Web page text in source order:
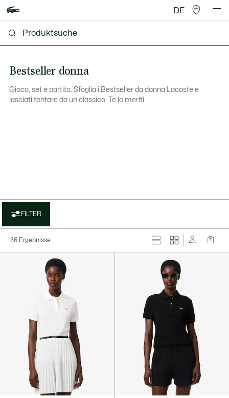
DE
Bestseller donna
Gioco, set e partita. Sfoglia i Bestseller da donna Lacoste e
lasciati tentare da un classico. Te lo meriti.
FILTER
36 Ergebnisse